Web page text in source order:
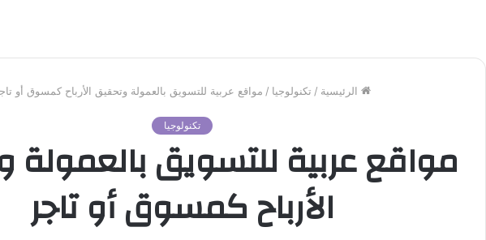
الرئيسية / تكنولوجيا / مواقع عربية للتسويق بالعمولة وتحقيق الأرباح كمسوق أو
تكنولوجيا
مواقع عربية للتسويق بالعمولة
الأرباح كمسوق أو تاجر